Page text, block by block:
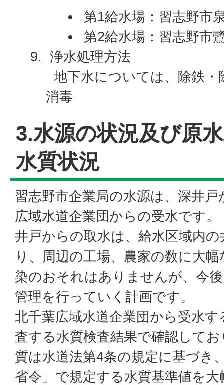
第1給水場：習志野市
第2給水場：習志野市
浄水処理方法
地下水については、除鉄
消毒
3.水源の状況及び原
水質状況
習志野市企業局の水源は、深井
広域水道企業団からの受水です。
井戸からの取水は、給水区域内
り、周辺の工場、農家の数に大
染のおそれはありませんが、今
管理を行っていく計画です。
北千葉広域水道企業団から受水
査する水質検査結果で確認して
質は水道法第4条の規定に基づき
省令」で規定する水質基準値を